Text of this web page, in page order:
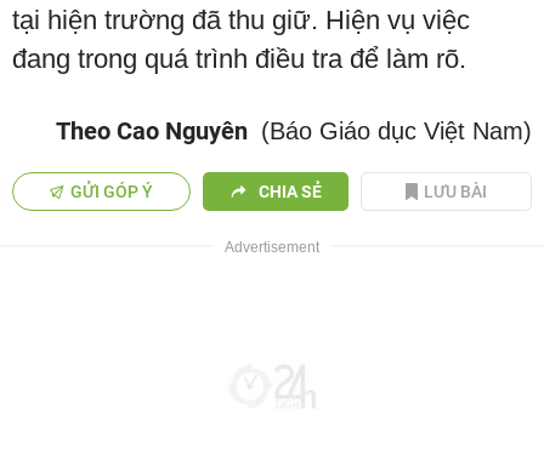
tại hiện trường đã thu giữ. Hiện vụ việc
đang trong quá trình điều tra để làm rõ.
Theo Cao Nguyên (Báo Giáo dục Việt Nam)
GỬI GÓP Ý CHIA SẺ LƯU BÀI